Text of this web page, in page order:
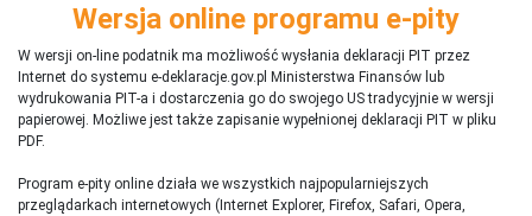
Wersja online programu e-pity
W wersji on-line podatnik ma możliwość wysłania deklaracji PIT przez
Internet do systemu e-deklaracje.gov.pl Ministerstwa Finansów lub
wydrukowania PIT-a i dostarczenia go do swojego US tradycyjnie w wersji
papierowej. Możliwe jest także zapisanie wypełnionej deklaracji PIT w pliku
PDF.
Program e-pity online działa we wszystkich najpopularniejszych
przeglądarkach internetowych (Internet Explorer, Firefox, Safari, Opera,